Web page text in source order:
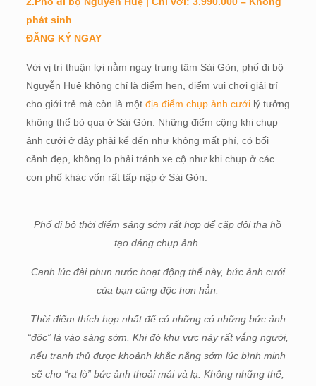
phát sinh
ĐĂNG KÝ NGAY
Với vị trí thuận lợi nằm ngay trung tâm Sài Gòn, phố đi bộ
Nguyễn Huệ không chỉ là điểm hẹn, điểm vui chơi giải trí
cho giới trẻ mà còn là một địa điểm chụp ảnh cướilý tưởng
không thể bỏ qua ở Sài Gòn. Những điểm cộng khi chụp
ảnh cưới ở đây phải kể đến như không mất phí, có bối
cảnh đẹp, không lo phải tránh xe cộ như khi chụp ở các
con phố khác vốn rất tấp nập ở Sài Gòn.
Phố đi bộ thời điểm sáng sớm rất hợp để cặp đôi tha hồ
tạo dáng chụp ảnh.
Canh lúc đài phun nước hoạt động thế này, bức ảnh cưới
của bạn cũng độc hơn hẳn.
Thời điểm thích hợp nhất để có những có những bức ảnh
“độc” là vào sáng sớm. Khi đó khu vực này rất vắng người,
nếu tranh thủ được khoảnh khắc nắng sớm lúc bình minh
sẽ cho “ra lò” bức ảnh thoải mái và lạ. Không những thế,